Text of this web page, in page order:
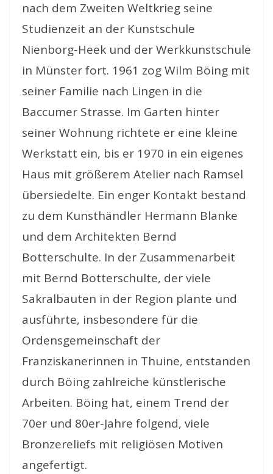
nach dem Zweiten Weltkrieg seine
Studienzeit an der Kunstschule
Nienborg-Heek und der Werkkunstschule
in Münster fort. 1961 zog Wilm Böing mit
seiner Familie nach Lingen in die
Baccumer Strasse. Im Garten hinter
seiner Wohnung richtete er eine kleine
Werkstatt ein, bis er 1970 in ein eigenes
Haus mit größerem Atelier nach Ramsel
übersiedelte. Ein enger Kontakt bestand
zu dem Kunsthändler Hermann Blanke
und dem Architekten Bernd
Botterschulte. In der Zusammenarbeit
mit Bernd Botterschulte, der viele
Sakralbauten in der Region plante und
ausführte, insbesondere für die
Ordensgemeinschaft der
Franziskanerinnen in Thuine, entstanden
durch Böing zahlreiche künstlerische
Arbeiten. Böing hat, einem Trend der
70er und 80er-Jahre folgend, viele
Bronzereliefs mit religiösen Motiven
angefertigt.